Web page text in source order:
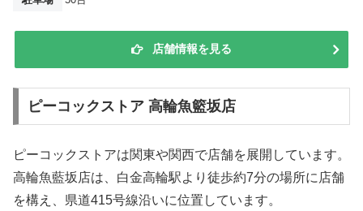
店舗情報を見る
ピーコックストア 高輪魚籃坂店
ピーコックストアは関東や関西で店舗を展開しています。
高輪魚藍坂店は、白金高輪駅より徒歩約7分の場所に店舗
を構え、県道415号線沿いに位置しています。